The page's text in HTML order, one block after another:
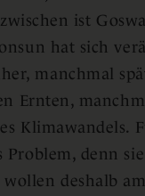
ist
hat sich
manchmal
Ernten,
Klimawandels.
Problem, denn
deshalb